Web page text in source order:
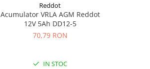
Reddot
Acumulator VRLA AGM Reddot
12V 5Ah DD12-5
70,79 RON
IN STOC